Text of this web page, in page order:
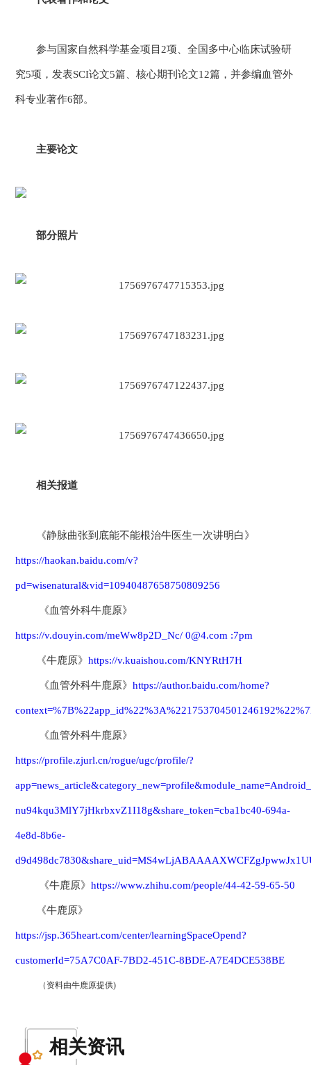
参与国家自然科学基金项目2项、全国多中心临床试验研
究5项，发表SCI论文5篇、核心期刊论文12篇，并参编血管外
科专业著作6部。
主要论文
部分照片
相关报道
《静脉曲张到底能不能根治牛医生一次讲明白》
https://haokan.baidu.com/v?
pd=wisenatural&vid=10940487658750809256
《血管外科牛鹿原》
https://v.douyin.com/meWw8p2D_Nc/ 0@4.com :7pm
《牛鹿原》https://v.kuaishou.com/KNYRtH7H
《血管外科牛鹿原》https://author.baidu.com/home?
《血管外科牛鹿原》
https://profile.zjurl.cn/rogue/ugc/profile/?
nu94kqu3MlY7jHkrbxvZ1I18g&share_token=cba1bc40-694a-
4e8d-8b6e-
《牛鹿原》https://www.zhihu.com/people/44-42-59-65-50
《牛鹿原》
https://jsp.365heart.com/center/learningSpaceOpend?
customerId=75A7C0AF-7BD2-451C-8BDE-A7E4DCE538BE
（资料由牛鹿原提供)
相关资讯